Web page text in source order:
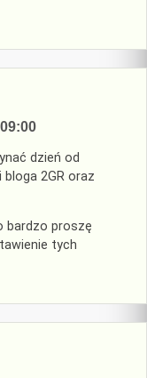
dzień od
2GR oraz
bardzo proszę
tych